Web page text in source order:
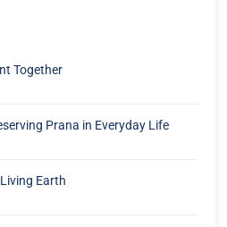
Together
Prana in Everyday Life
Earth